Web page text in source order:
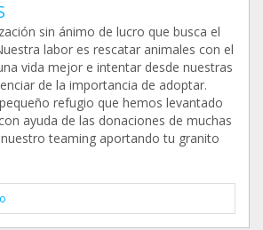
sin ánimo de lucro que busca el
labor es rescatar animales con el
vida mejor e intentar desde nuestras
de la importancia de adoptar.
refugio que hemos levantado
ayuda de las donaciones de muchas
teaming aportando tu granito